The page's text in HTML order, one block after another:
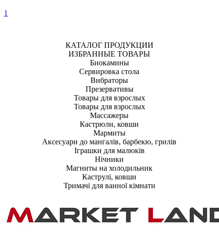
1
КАТАЛОГ ПРОДУКЦИИ
ИЗБРАННЫЕ ТОВАРЫ
Биокамины
Сервировка стола
Вибраторы
Презервативы
Товары для взрослых
Товары для взрослых
Массажеры
Кастрюли, ковши
Мармиты
Аксесуари до мангалів, барбекю, грилів
Іграшки для малюків
Нічники
Магниты на холодильник
Каструлі, ковши
Тримачі для ванної кімнати